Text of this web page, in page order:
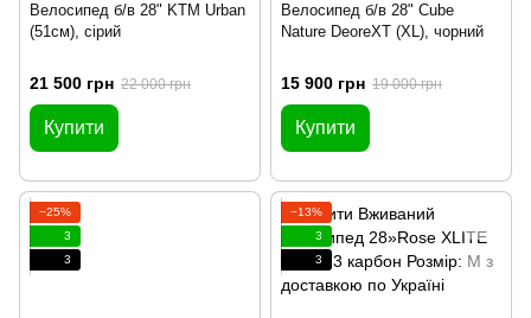
Велосипед б/в 28" KTM Urban
(51см), сірий
21 500 грн 22 000 грн
Купити
Велосипед б/в 28" Cube
Nature DeoreXT (XL), чорний
15 900 грн 19 000 грн
Купити
−25%
3
3
−13%
3
3